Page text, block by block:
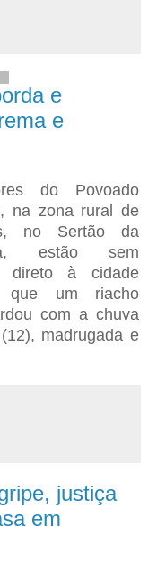
e
e
do Povoado
na zona rural de
no Sertão da
estão sem
direto à cidade
que um riacho
com a chuva
madrugada e
justiça
em